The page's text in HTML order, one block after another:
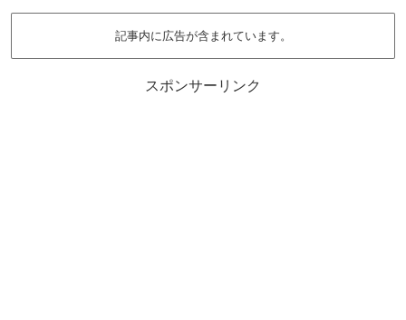
記事内に広告が含まれています。
スポンサーリンク